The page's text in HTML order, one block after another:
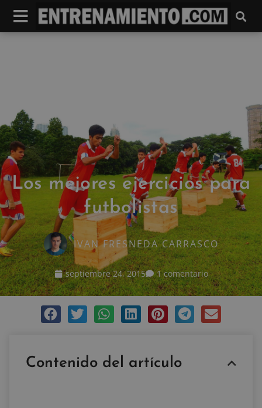
Los mejores ejercicios para
futbolistas
IVAN FRESNEDA CARRASCO
septiembre 24, 2015 1 comentario
Contenido del artículo